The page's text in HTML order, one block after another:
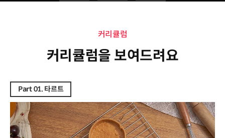
커리큘럼
커리큘럼을 보여드려요
Part 01. 타르트